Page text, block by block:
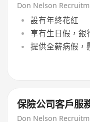
Don Nelson
設有年終花紅
享有生日假，銀
提供全薪病假，
保險公司客戶服
Don Nelson